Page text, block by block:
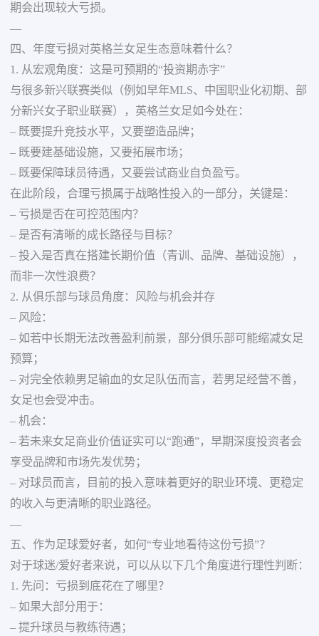
期会出现较大亏损。
—
四、年度亏损对英格兰女足生态意味着什么？
1. 从宏观角度：这是可预期的“投资期赤字”
与很多新兴联赛类似（例如早年MLS、中国职业化初期、部
分新兴女子职业联赛），英格兰女足如今处在：
– 既要提升竞技水平，又要塑造品牌；
– 既要建基础设施，又要拓展市场；
– 既要保障球员待遇，又要尝试商业自负盈亏。
在此阶段，合理亏损属于战略性投入的一部分，关键是：
– 亏损是否在可控范围内？
– 是否有清晰的成长路径与目标？
– 投入是否真在搭建长期价值（青训、品牌、基础设施），
而非一次性浪费？
2. 从俱乐部与球员角度：风险与机会并存
– 风险：
– 如若中长期无法改善盈利前景，部分俱乐部可能缩减女足
预算；
– 对完全依赖男足输血的女足队伍而言，若男足经营不善，
女足也会受冲击。
– 机会：
– 若未来女足商业价值证实可以“跑通”，早期深度投资者会
享受品牌和市场先发优势；
– 对球员而言，目前的投入意味着更好的职业环境、更稳定
的收入与更清晰的职业路径。
—
五、作为足球爱好者，如何“专业地看待这份亏损”？
对于球迷/爱好者来说，可以从以下几个角度进行理性判断：
1. 先问：亏损到底花在了哪里？
– 如果大部分用于：
– 提升球员与教练待遇；